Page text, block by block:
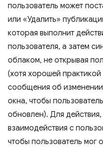
пользователь может
или «Удалить»
которая выполнит
пользователя, а затем
облаком, не открывая
(хотя хорошей практикой
сообщения об
окна, чтобы
обновлен). Для
взаимодействия с
чтобы пользователь мог